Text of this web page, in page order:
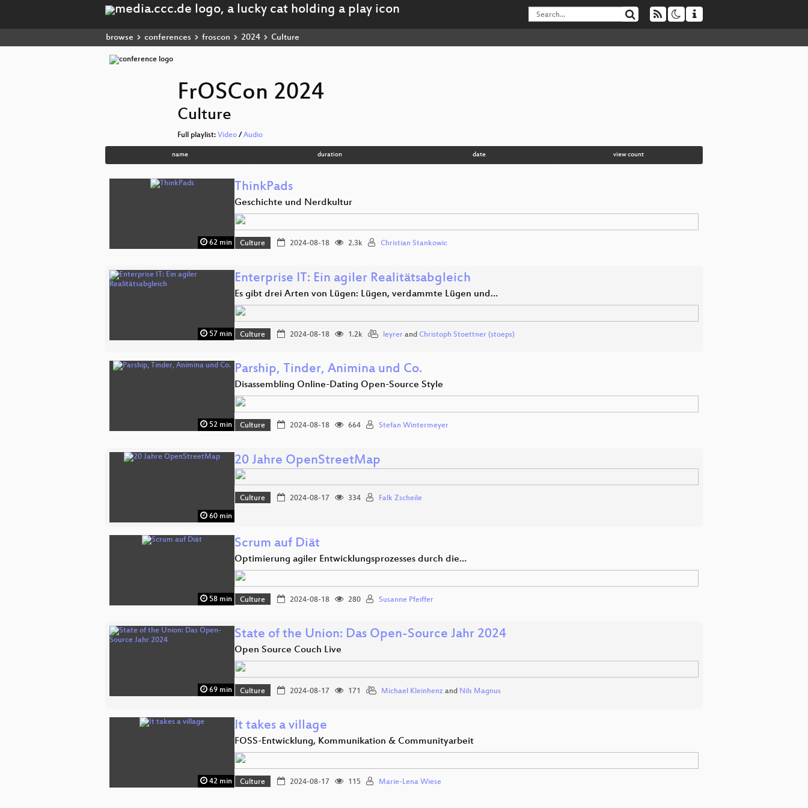
browse conferences froscon 2024 Culture
FrOSCon 2024
Culture
Full playlist: Video / Audio
name duration date view count
62 min
ThinkPads
Geschichte und Nerdkultur
Culture 2024-08-18 2.3k Christian Stankowic
57 min
Enterprise IT: Ein agiler Realitätsabgleich
Es gibt drei Arten von Lügen: Lügen, verdammte Lügen und…
Culture 2024-08-18 1.2k leyrerand Christoph Stoettner (stoeps)
52 min
Parship, Tinder, Animina und Co.
Disassembling Online-Dating Open-Source Style
Culture 2024-08-18 664 Stefan Wintermeyer
60 min
20 Jahre OpenStreetMap
Culture 2024-08-17 334 Falk Zscheile
58 min
Scrum auf Diät
Optimierung agiler Entwicklungsprozesses durch die…
Culture 2024-08-18 280 Susanne Pfeiffer
69 min
State of the Union: Das Open-Source Jahr 2024
Open Source Couch Live
Culture 2024-08-17 171 Michael Kleinhenzand Nils Magnus
42 min
It takes a village
FOSS-Entwicklung, Kommunikation & Communityarbeit
Culture 2024-08-17 115 Marie-Lena Wiese